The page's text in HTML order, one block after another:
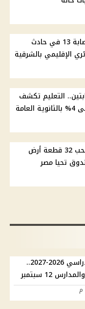
بالأسماء.. مصرع طفل وإصابة 13 في حادث
الإقليمي بالشرقية
التعليم تكشف
توفيق عكاشة يطالب بسحب 32 قطعة أرض
تحيا مصر
الخريطة الكاملة للعام الدراسي 2026-2027..